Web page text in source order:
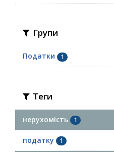
Групи
Податки 1
Теги
нерухомість 1
податку 1